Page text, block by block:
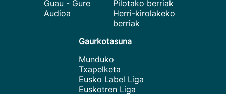
Guau - Gure
Audioa
Pilotako berriak
Herri-kirolakeko
berriak
Gaurkotasuna
Munduko
Txapelketa
Eusko Label Liga
Euskotren Liga